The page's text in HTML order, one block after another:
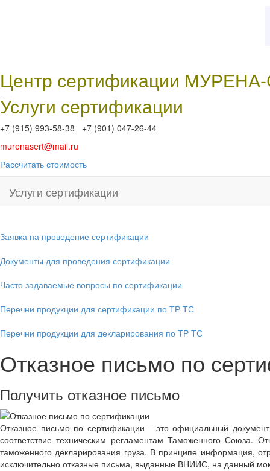
Центр сертификации
Услуги сертификации
+7 (915) 993-58-38 +7 (901) 047-26-44
murenasert@mail.ru
Рассчитать стоимость
Услуги сертификации
Заявка на проведение сертификации
Документы для проведения сертификации
Часто задаваемые вопросы по сертификации
Перечни продукции для сертификации по ТР ТС
Перечни продукции для декларирования по ТР ТС
Отказное письмо по
Получить отказное письмо
Отказное письмо по сертификации - это официальный
соответствие техническим регламентам Таможенного Союза.
таможенного декларирования груза. В принципе информация,
исключительно отказные письма, выданные ВНИИС, на данный